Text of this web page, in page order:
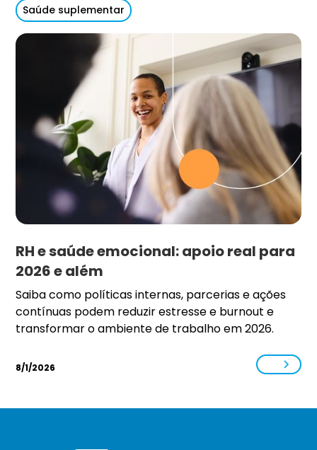
Saúde suplementar
RH e saúde emocional: apoio real para
2026 e além
Saiba como políticas internas, parcerias e ações
contínuas podem reduzir estresse e burnout e
transformar o ambiente de trabalho em 2026.
8/1/2026